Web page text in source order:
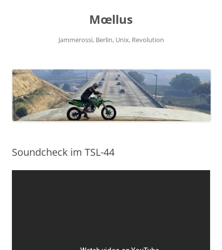
Mœllus
Jammerossi, Berlin, Unix, Revolution
Soundcheck im TSL-44